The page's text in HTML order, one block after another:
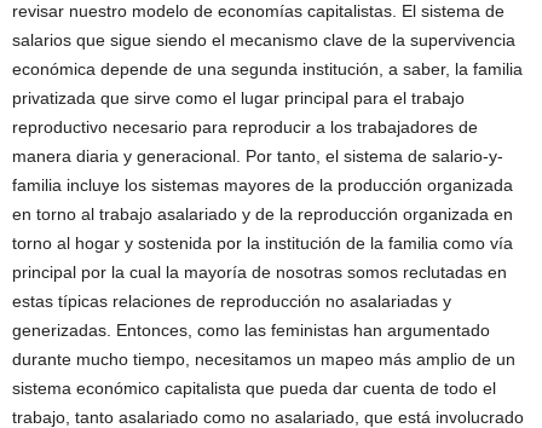
revisar nuestro modelo de economías capitalistas. El sistema de
salarios que sigue siendo el mecanismo clave de la supervivencia
económica depende de una segunda institución, a saber, la familia
privatizada que sirve como el lugar principal para el trabajo
reproductivo necesario para reproducir a los trabajadores de
manera diaria y generacional. Por tanto, el sistema de salario-y-
familia incluye los sistemas mayores de la producción organizada
en torno al trabajo asalariado y de la reproducción organizada en
torno al hogar y sostenida por la institución de la familia como vía
principal por la cual la mayoría de nosotras somos reclutadas en
estas típicas relaciones de reproducción no asalariadas y
generizadas. Entonces, como las feministas han argumentado
durante mucho tiempo, necesitamos un mapeo más amplio de un
sistema económico capitalista que pueda dar cuenta de todo el
trabajo, tanto asalariado como no asalariado, que está involucrado